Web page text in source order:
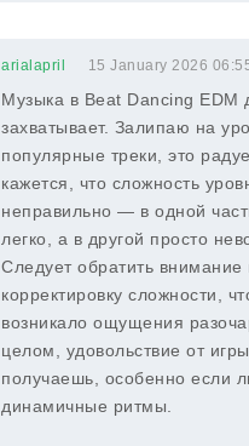
arialapril 15 January 2026
Музыка в Beat Dancing EDM
захватывает. Залипаю на
популярные треки, это
кажется, что сложность
неправильно — в одной
легко, а в другой просто
Следует обратить внимание
корректировку сложности,
возникало ощущения
целом, удовольствие от
получаешь, особенно если
динамичные ритмы.